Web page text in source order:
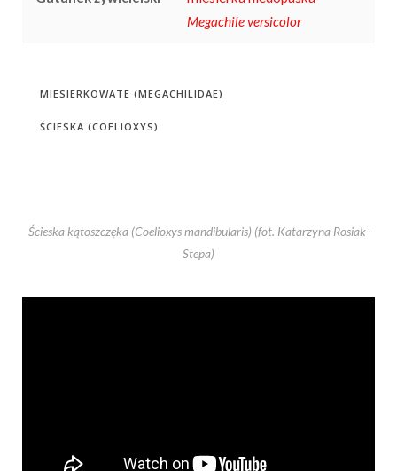
Megachile versicolor
MIESIERKOWATE (MEGACHILIDAE)
ŚCIESKA (COELIOXYS)
Ścieska kątoszczęka (Coelioxys mandibularis) (fot. Katarzyna Rosiak-
Stepa)